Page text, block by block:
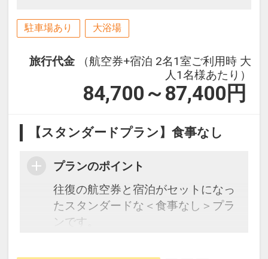
駐車場あり 大浴場
旅行代金
（航空券+宿泊 2名1室ご利用時 大
人1名様あたり）
84,700～87,400 円
【スタンダードプラン】食事なし
プランのポイント
往復の航空券と宿泊がセットになっ
たスタンダードな＜食事なし＞プラ
ンです。
できるダイナミックパッケージだか